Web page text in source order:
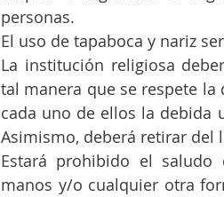
personas.
El uso de tapaboca y nariz
La institución religiosa
tal manera que se respete
cada uno de ellos la debida
Asimismo, deberá retirar del
Estará prohibido el saludo
manos y/o cualquier otra